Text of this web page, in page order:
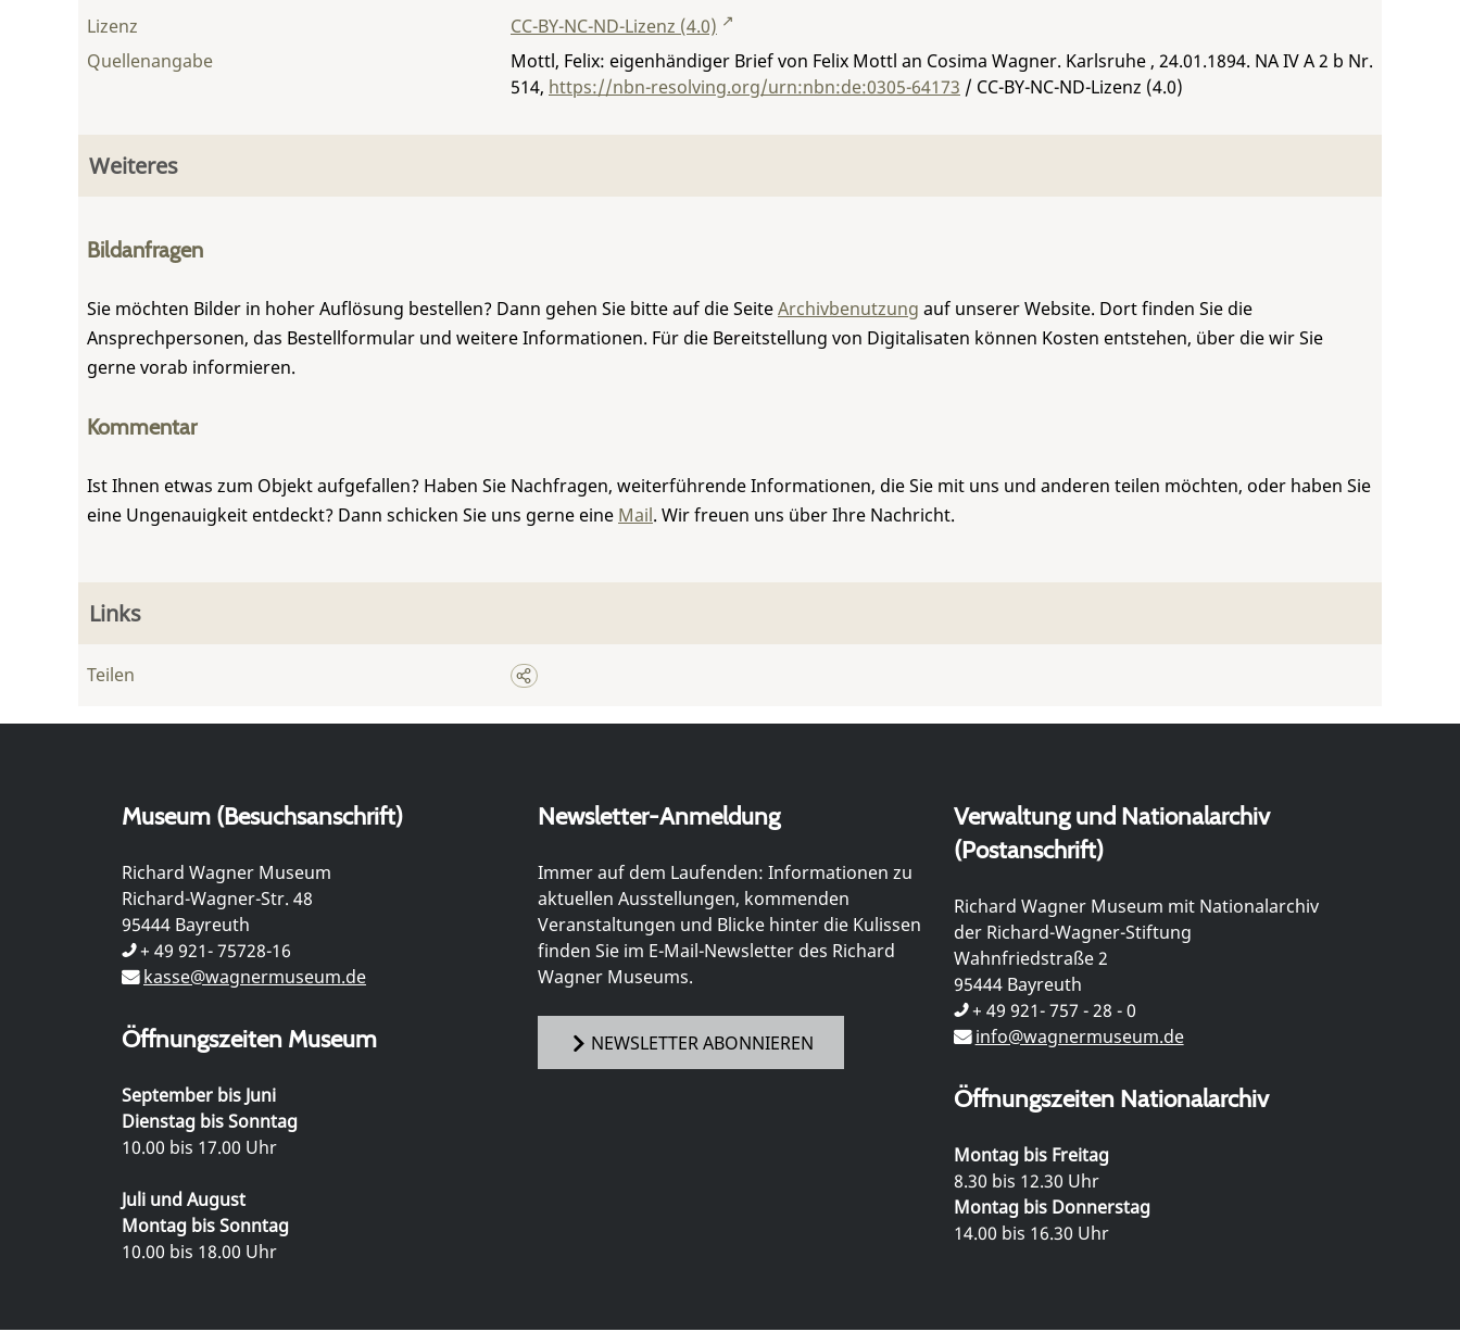
Lizenz
CC-BY-NC-ND-Lizenz (4.0)
Quellenangabe
Mottl, Felix: eigenhändiger Brief von Felix Mottl an Cosima Wagner. Karlsruhe , 24.01.1894. NA IV A 2 b Nr.
514, https://nbn-resolving.org/urn:nbn:de:0305-64173 / CC-BY-NC-ND-Lizenz (4.0)
Weiteres
Bildanfragen
Sie möchten Bilder in hoher Auflösung bestellen? Dann gehen Sie bitte auf die SeiteArchivbenutzung auf unserer Website. Dort finden Sie die
Ansprechpersonen, das Bestellformular und weitere Informationen. Für die Bereitstellung von Digitalisaten können Kosten entstehen, über die wir Sie
gerne vorab informieren.
Kommentar
Ist Ihnen etwas zum Objekt aufgefallen? Haben Sie Nachfragen, weiterführende Informationen, die Sie mit uns und anderen teilen möchten, oder haben Sie
eine Ungenauigkeit entdeckt? Dann schicken Sie uns gerne eine Mail. Wir freuen uns über Ihre Nachricht.
Links
Teilen
Museum (Besuchsanschrift)
Richard Wagner Museum
Richard-Wagner-Str. 48
95444 Bayreuth
+ 49 921- 75728-16
kasse@wagnermuseum.de
Öffnungszeiten Museum
September bis Juni
Dienstag bis Sonntag
10.00 bis 17.00 Uhr
Juli und August
Montag bis Sonntag
10.00 bis 18.00 Uhr
Newsletter-Anmeldung
Immer auf dem Laufenden: Informationen zu
aktuellen Ausstellungen, kommenden
Veranstaltungen und Blicke hinter die Kulissen
finden Sie im E-Mail-Newsletter des Richard
Wagner Museums.
NEWSLETTER ABONNIEREN
Verwaltung und Nationalarchiv
(Postanschrift)
Richard Wagner Museum mit Nationalarchiv
der Richard-Wagner-Stiftung
Wahnfriedstraße 2
95444 Bayreuth
+ 49 921- 757 - 28 - 0
info@wagnermuseum.de
Öffnungszeiten Nationalarchiv
Montag bis Freitag
8.30 bis 12.30 Uhr
Montag bis Donnerstag
14.00 bis 16.30 Uhr